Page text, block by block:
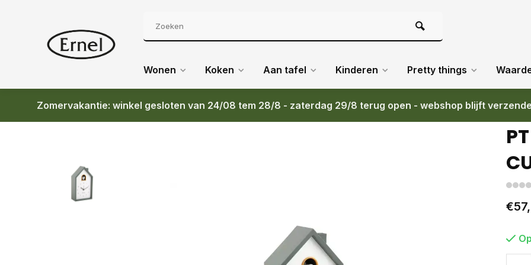
Wonen Koken Aan tafel Kinderen Pretty things
Zomervakantie: winkel gesloten van 24/08 tem 28/8 - zaterdag 29/8 terug open - webshop blijft
Terug PT ALARM CLOCK MODERN CUCKOO JUNGLE GREEN